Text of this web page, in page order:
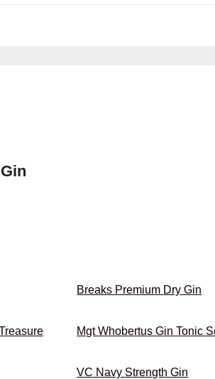
Breaks Premium Dry Gin
Mgt Whobertus Gin Tonic
VC Navy Strength Gin